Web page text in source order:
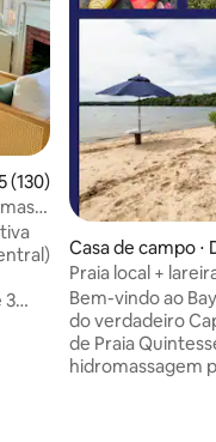
uma avaliação média
(130)
3
Casa de campo ⋅
Praia local +
hidromassagem
Bem-vindo ao
do verdadeiro
de Praia
hidromassagem